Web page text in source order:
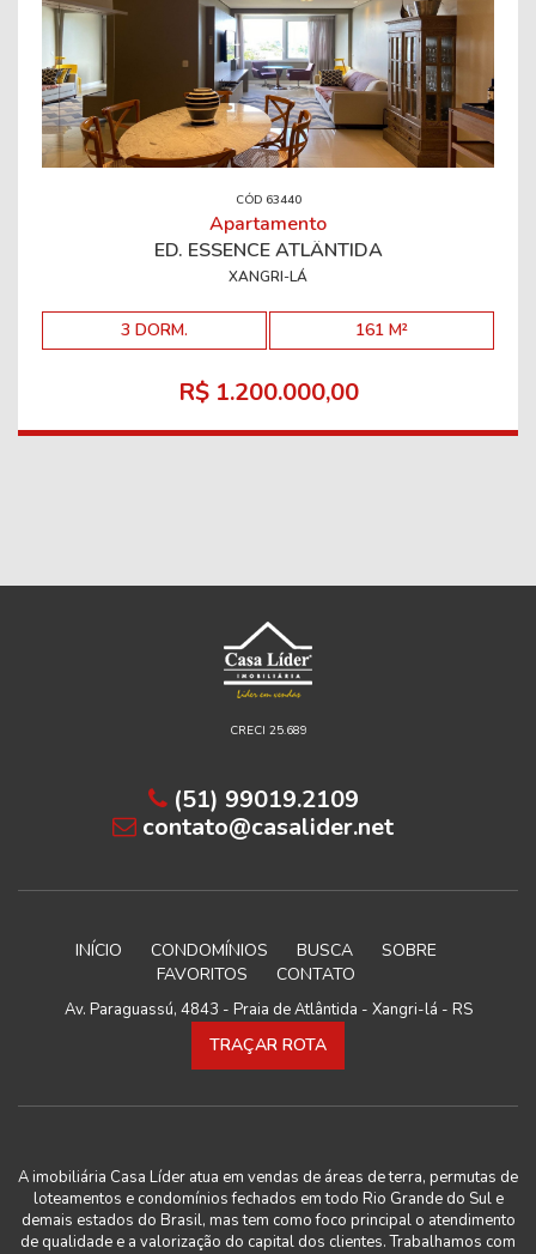
CÓD 63440
Apartamento
ED. ESSENCE ATLÂNTIDA
XANGRI-LÁ
3 DORM. 161 M²
R$ 1.200.000,00
CRECI 25.689
(51) 99019.2109
contato@casalider.net
INÍCIO CONDOMÍNIOS BUSCA
SOBRE
FAVORITOS
CONTATO
Av. Paraguassú, 4843 - Praia de Atlântida - Xangri-lá - RS
TRAÇAR ROTA
A imobiliária Casa Líder atua em vendas de áreas de terra, permutas de
loteamentos e condomínios fechados em todo Rio Grande do Sul e
demais estados do Brasil, mas tem como foco principal o atendimento
de qualidade e a valorização do capital dos clientes. Trabalhamos com